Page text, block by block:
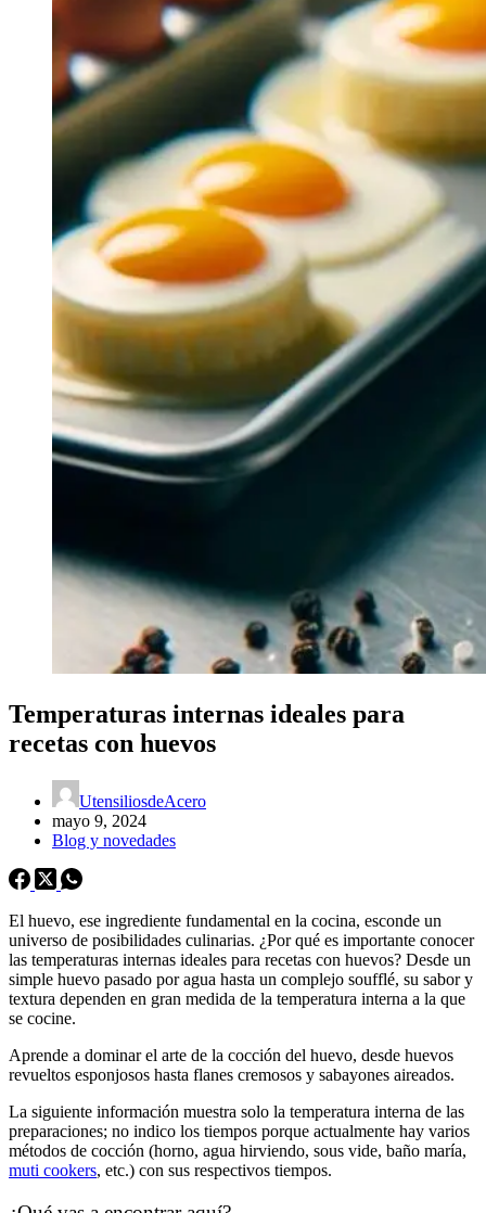
Temperaturas internas ideales para
recetas con huevos
UtensiliosdeAcero
mayo 9, 2024
Blog y novedades
El huevo, ese ingrediente fundamental en la cocina, esconde un
universo de posibilidades culinarias. ¿Por qué es importante conocer
las temperaturas internas ideales para recetas con huevos? Desde un
simple huevo pasado por agua hasta un complejo soufflé, su sabor y
textura dependen en gran medida de la temperatura interna a la que
se cocine.
Aprende a dominar el arte de la cocción del huevo, desde huevos
revueltos esponjosos hasta flanes cremosos y sabayones aireados.
La siguiente información muestra solo la temperatura interna de las
preparaciones; no indico los tiempos porque actualmente hay varios
métodos de cocción (horno, agua hirviendo, sous vide, baño maría,
muti cookers, etc.) con sus respectivos tiempos.